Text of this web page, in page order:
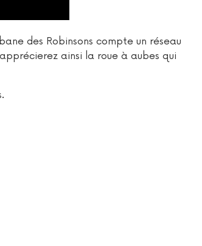
des Robinsons compte un réseau
ainsi la roue à aubes qui